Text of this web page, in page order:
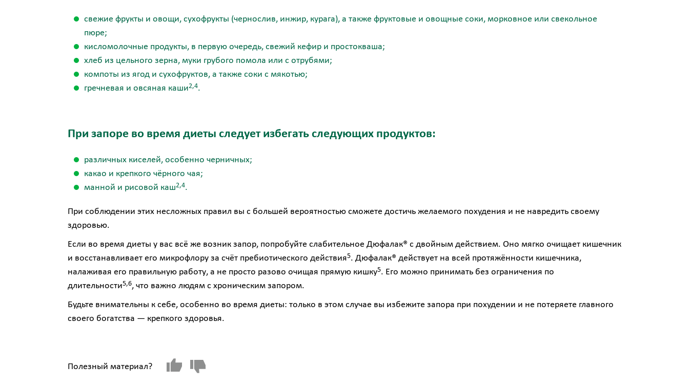
свежие фрукты и овощи, сухофрукты (чернослив, инжир, курага), а также фруктовые и овощные соки, морковное или свекольное
пюре;
кисломолочные продукты, в первую очередь, свежий кефир и простокваша;
хлеб из цельного зерна, муки грубого помола или с отрубями;
компоты из ягод и сухофруктов, а также соки с мякотью;
гречневая и овсяная каши2,4.
При запоре во время диеты следует избегать следующих продуктов:
различных киселей, особенно черничных;
какао и крепкого чёрного чая;
манной и рисовой каш2,4.
При соблюдении этих несложных правил вы с большей вероятностью сможете достичь желаемого похудения и не навредить своему
здоровью.
Если во время диеты у вас всё же возник запор, попробуйте слабительное Дюфалак® с двойным действием. Оно мягко очищает кишечник
и восстанавливает его микрофлору за счёт пребиотического действия5. Дюфалак® действует на всей протяжённости кишечника,
налаживая его правильную работу, а не просто разово очищая прямую кишку5. Его можно принимать без ограничения по
длительности5,6, что важно людям с хроническим запором.
Будьте внимательны к себе, особенно во время диеты: только в этом случае вы избежите запора при похудении и не потеряете главного
своего богатства — крепкого здоровья.
Полезный материал?